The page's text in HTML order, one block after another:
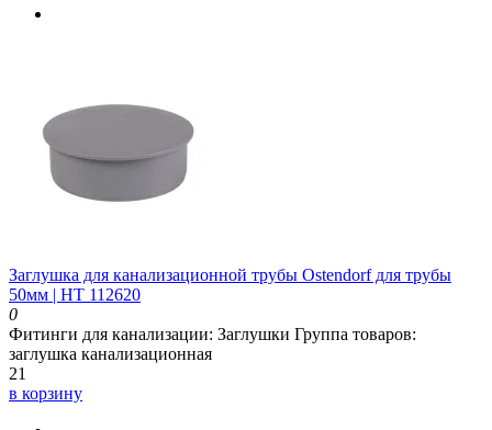
Заглушка для канализационной трубы Ostendorf для трубы
50мм | HT 112620
0
Фитинги для канализации: Заглушки Группа товаров:
заглушка канализационная
21
в корзину